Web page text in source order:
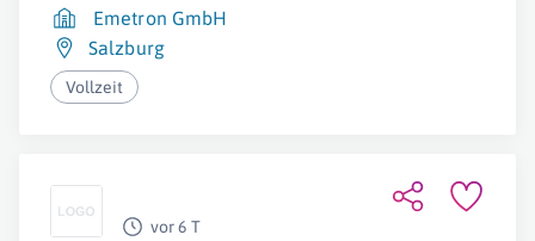
Emetron GmbH
Salzburg
Vollzeit
vor 6 T